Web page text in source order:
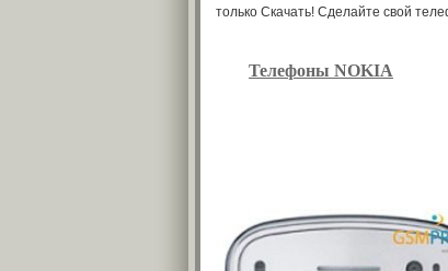
только Скачать! Сделайте свой
Телефоны NOKIA